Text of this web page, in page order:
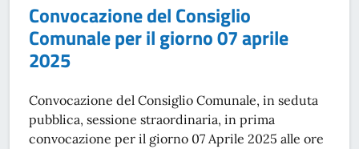
Convocazione del Consiglio
Comunale per il giorno 07 aprile
2025
Convocazione del Consiglio Comunale, in seduta
pubblica, sessione straordinaria, in prima
convocazione per il giorno 07 Aprile 2025 alle ore